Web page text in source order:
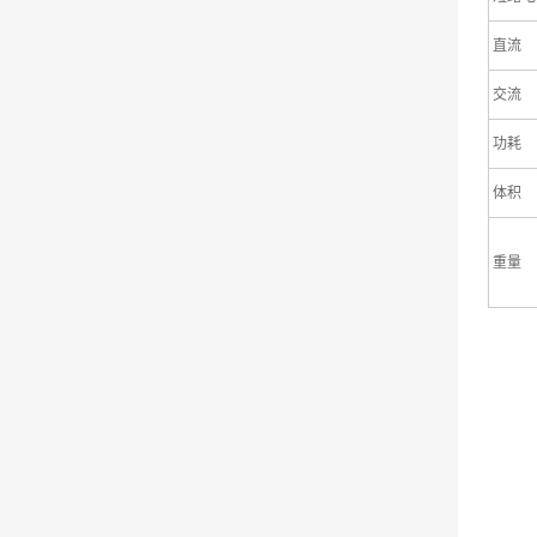
直流
交流
功耗
体积
重量